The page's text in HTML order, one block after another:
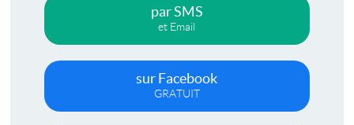
par SMS
et Email
sur Facebook
GRATUIT